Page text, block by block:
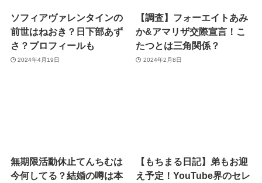
ソフィアヴァレンタインの
前世はねおき？日下部あず
さ？プロフィールも
2024年4月19日
【調査】フォーエイトあみ
か&アマリザ交際宣言！こ
たつとは三角関係？
2024年2月8日
無期限活動休止てんちむは
今何してる？結婚の噂は本
【もちまる日記】弟もお迎
え予定！YouTube界のセレ